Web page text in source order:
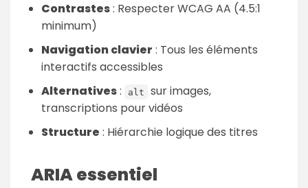
Contrastes: Respecter WCAG AA (4.5:1
minimum)
Navigation clavier : Tous les éléments
interactifs accessibles
Alternatives: alt
sur images,
transcriptions pour vidéos
Structure : Hiérarchie logique des titres
ARIA essentiel